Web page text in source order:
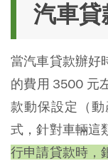
汽車貸
當汽車貸款辦好
的費用 3500 元
款動保設定（
式，針對車輛這
行申請貸款時，